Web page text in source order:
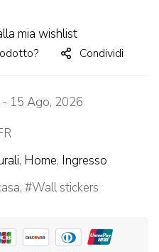
mia wishlist
Condividi
15 Ago, 2026
, Home, Ingresso
, Wall stickers